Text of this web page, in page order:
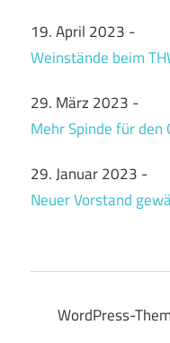
19. April 2023 -
Weinstände beim
29. März 2023 -
Mehr Spinde für den
29. Januar 2023 -
Neuer Vorstand
WordPress-